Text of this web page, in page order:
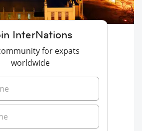
InterNations
for expats
worldwide